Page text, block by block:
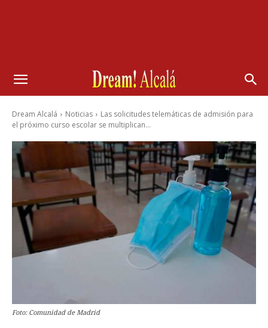
Dream Alcalá Noticias
Las solicitudes telemáticas de admisión para
el próximo curso escolar se multiplican...
Foto: Comunidad de Madrid